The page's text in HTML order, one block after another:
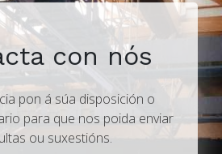
con nós
pon á súa disposición o
para que nos poida enviar
ou suxestións.